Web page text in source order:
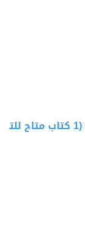
(1 كتاب متاح للتحميل)